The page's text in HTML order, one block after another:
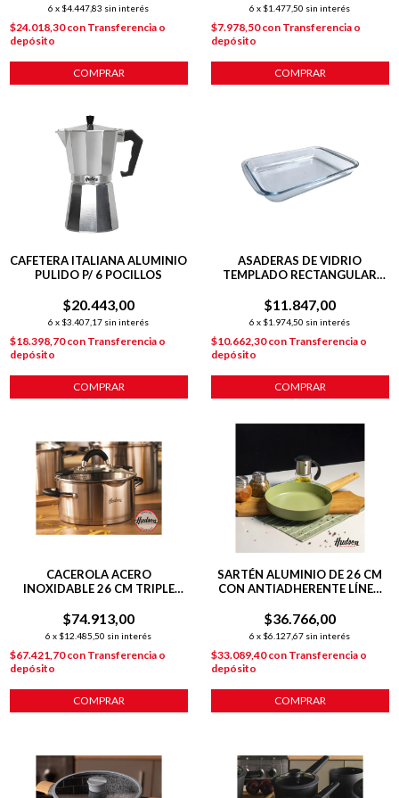
6 x $4.447,83 sin interés
$24.018,30con Transferencia o
depósito
COMPRAR
6 x $1.477,50 sin interés
$7.978,50con Transferencia o
depósito
COMPRAR
CAFETERA ITALIANA ALUMINIO
PULIDO P/ 6 POCILLOS
$20.443,00
6 x $3.407,17 sin interés
$18.398,70con Transferencia o
depósito
COMPRAR
ASADERAS DE VIDRIO
TEMPLADO RECTANGULAR
$11.847,00
6 x $1.974,50 sin interés
$10.662,30con Transferencia o
depósito
COMPRAR
CACEROLA ACERO
INOXIDABLE 26 CM TRIPLE
PLATEADO
$74.913,00
6 x $12.485,50 sin interés
$67.421,70con Transferencia o
depósito
COMPRAR
SARTÉN ALUMINIO DE 26 CM
CON ANTIADHERENTE LÍNEA
$36.766,00
6 x $6.127,67 sin interés
$33.089,40con Transferencia o
depósito
COMPRAR